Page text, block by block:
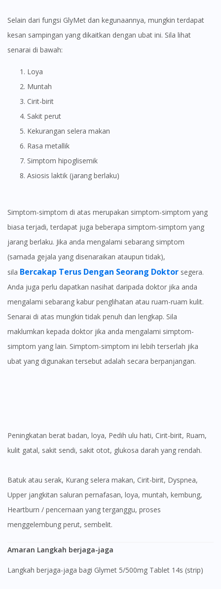
Selain dari fungsi GlyMet dan kegunaannya, mungkin terdapat
kesan sampingan yang dikaitkan dengan ubat ini. Sila lihat
senarai di bawah:
Loya
Muntah
Cirit-birit
Sakit perut
Kekurangan selera makan
Rasa metallik
Simptom hipoglisemik
Asiosis laktik (jarang berlaku)
Simptom-simptom di atas merupakan simptom-simptom yang
biasa terjadi, terdapat juga beberapa simptom-simptom yang
jarang berlaku. Jika anda mengalami sebarang simptom
(samada gejala yang disenaraikan ataupun tidak),
sila Bercakap Terus Dengan Seorang Doktor segera.
Anda juga perlu dapatkan nasihat daripada doktor jika anda
mengalami sebarang kabur penglihatan atau ruam-ruam kulit.
Senarai di atas mungkin tidak penuh dan lengkap. Sila
maklumkan kepada doktor jika anda mengalami simptom-
simptom yang lain. Simptom-simptom ini lebih terserlah jika
ubat yang digunakan tersebut adalah secara berpanjangan.
Peningkatan berat badan, loya, Pedih ulu hati, Cirit-birit, Ruam,
kulit gatal, sakit sendi, sakit otot, glukosa darah yang rendah.
Batuk atau serak, Kurang selera makan, Cirit-birit, Dyspnea,
Upper jangkitan saluran pernafasan, loya, muntah, kembung,
Heartburn / pencernaan yang terganggu, proses
menggelembung perut, sembelit.
Amaran Langkah berjaga-jaga
Langkah berjaga-jaga bagi Glymet 5/500mg Tablet 14s (strip)